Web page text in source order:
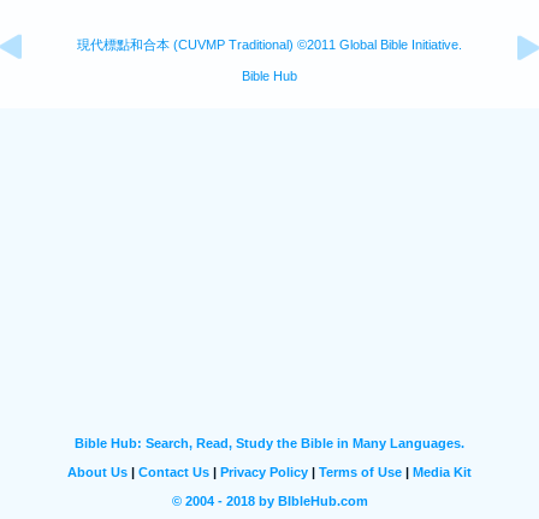
現代標點和合本 (CUVMP Traditional) ©2011 Global Bible Initiative.
Bible Hub